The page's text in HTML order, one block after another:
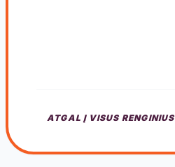
ATGAL Į VISUS RENGINIUS